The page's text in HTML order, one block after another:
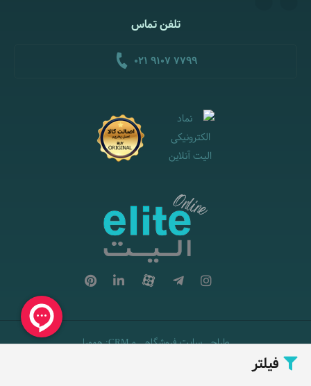
فیلتر
تلفن تماس
021 9107 7799
طراحی سایت فروشگاهیوCRM
:همورا